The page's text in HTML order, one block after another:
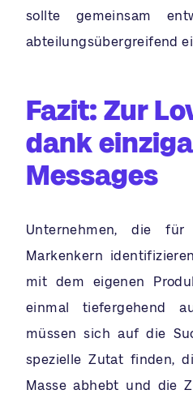
sollte gemeinsam
abteilungsübergreifend
Fazit: Zur
dank
Messages
Unternehmen, die
Markenkern
mit dem eigenen
einmal tiefergehend
müssen sich auf die
spezielle Zutat finden,
Masse abhebt und die